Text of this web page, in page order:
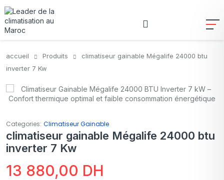
accueil Produits
climatiseur gainable Mégalife 24000 btu
inverter 7 Kw
Categories: Climatiseur Gainable
climatiseur gainable Mégalife 24000 btu
inverter 7 Kw
13 880,00 DH